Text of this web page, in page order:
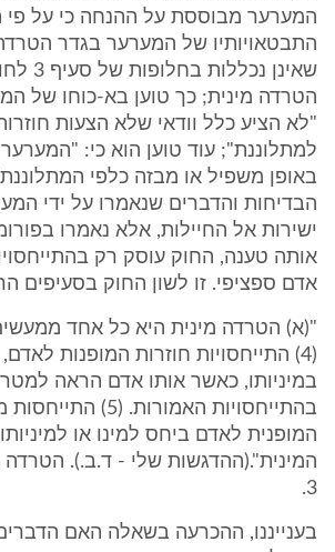
המערער מבוססת על ההנחה כי על פי
התבטאויותיו של המערער בגדר הטרדה
שאינן
הטרדה מינית; כך טוען בא-כוחו של
"לא הציע כלל וודאי שלא הצעות
למתלוננת"; עוד טוען הוא כי:
באופן משפיל או מבזה כלפי
הבדיחות והדברים שנאמרו על ידי
ישירות אל החיילות, אלא נאמרו
אותה טענה, החוק עוסק רק
אדם ספציפי. זו לשון החוק בסעיפים
(4) התייחסויות חוזרות המופנות
במיניותו, כאשר אותו אדם הראה למטריד
בהתייחסויות
המופנית לאדם ביחס למינו או
המינית".(ההדגשות שלי - ד.ב.). הטרדה
3.
בענייננו, ההכרעה בשאלה האם